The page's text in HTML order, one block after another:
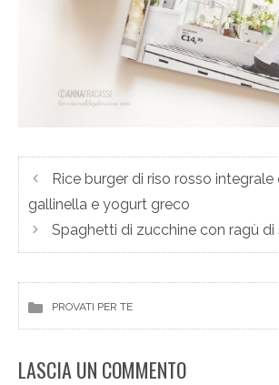
Rice burger di riso rosso
gallinella e yogurt greco
Spaghetti di zucchine con ragù di
PROVATI PER TE
LASCIA UN COMMENTO